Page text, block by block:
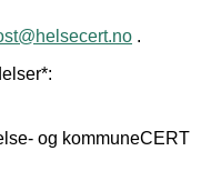
.
og kommuneCERT